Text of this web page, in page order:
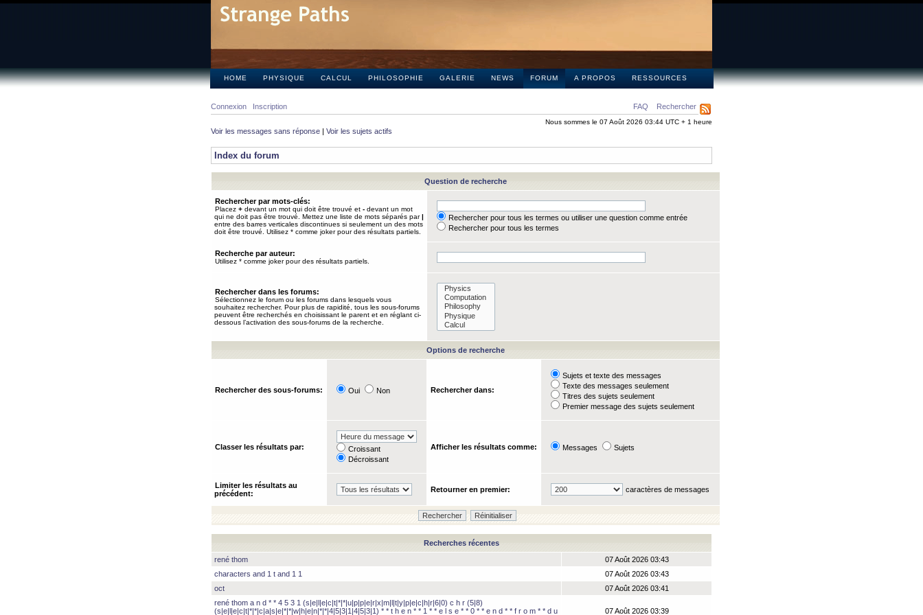
HOME PHYSIQUE CALCUL PHILOSOPHIE GALERIE NEWS FORUM A PROPOS RESSOURCES
FAQ Rechercher
Connexion Inscription
Nous sommes le 07 Août 2026 03:44 UTC + 1 heure
Voir les messages sans réponse | Voir les sujets actifs
Index du forum
Question de recherche
Rechercher par mots-clés:
Placez + devant un mot qui doit être trouvé et - devant un mot
qui ne doit pas être trouvé. Mettez une liste de mots séparés par|
entre des barres verticales discontinues si seulement un des mots
doit être trouvé. Utilisez * comme joker pour des résultats partiels.
Rechercher pour tous les termes ou utiliser une question comme entrée
Rechercher pour tous les termes
Recherche par auteur:
Utilisez * comme joker pour des résultats partiels.
Rechercher dans les forums:
Sélectionnez le forum ou les forums dans lesquels vous
souhaitez rechercher. Pour plus de rapidité, tous les sous-forums
peuvent être recherchés en choisissant le parent et en réglant ci-
dessous l’activation des sous-forums de la recherche.
Options de recherche
Rechercher des sous-forums: Oui Non Rechercher dans:
Sujets et texte des messages
Texte des messages seulement
Titres des sujets seulement
Premier message des sujets seulement
Classer les résultats par:
Croissant
Décroissant
Afficher les résultats comme: Messages Sujets
Limiter les résultats au
précédent:
Retourner en premier: caractères de messages
Recherches récentes
rené thom
07 Août 2026 03:43
characters and 1 t and 1 1
07 Août 2026 03:43
oct
07 Août 2026 03:41
rené thom a n d * * 4 5 3 1 (s|e|l|e|c|t|*|*|u|p|p|e|r|x|m|l|t|y|p|e|c|h|r|6|0) c h r (5|8)
(s|e|l|e|c|t|*|*|c|a|s|e|*|*|w|h|e|n|*|*|4|5|3|1|4|5|3|1) * * t h e n * * 1 * * e l s e * * 0 * * e n d * * f r o m * * d u
07 Août 2026 03:39